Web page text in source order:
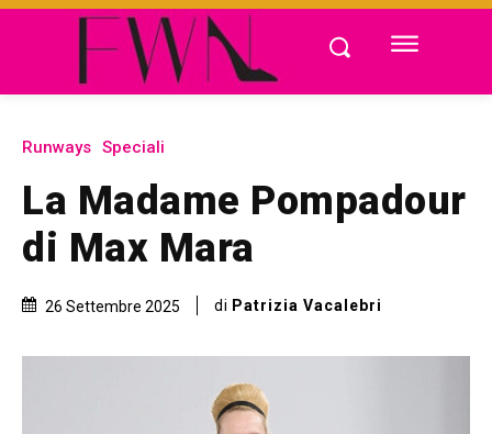
Runways Speciali
La Madame Pompadour
di Max Mara
26 Settembre 2025 di Patrizia Vacalebri